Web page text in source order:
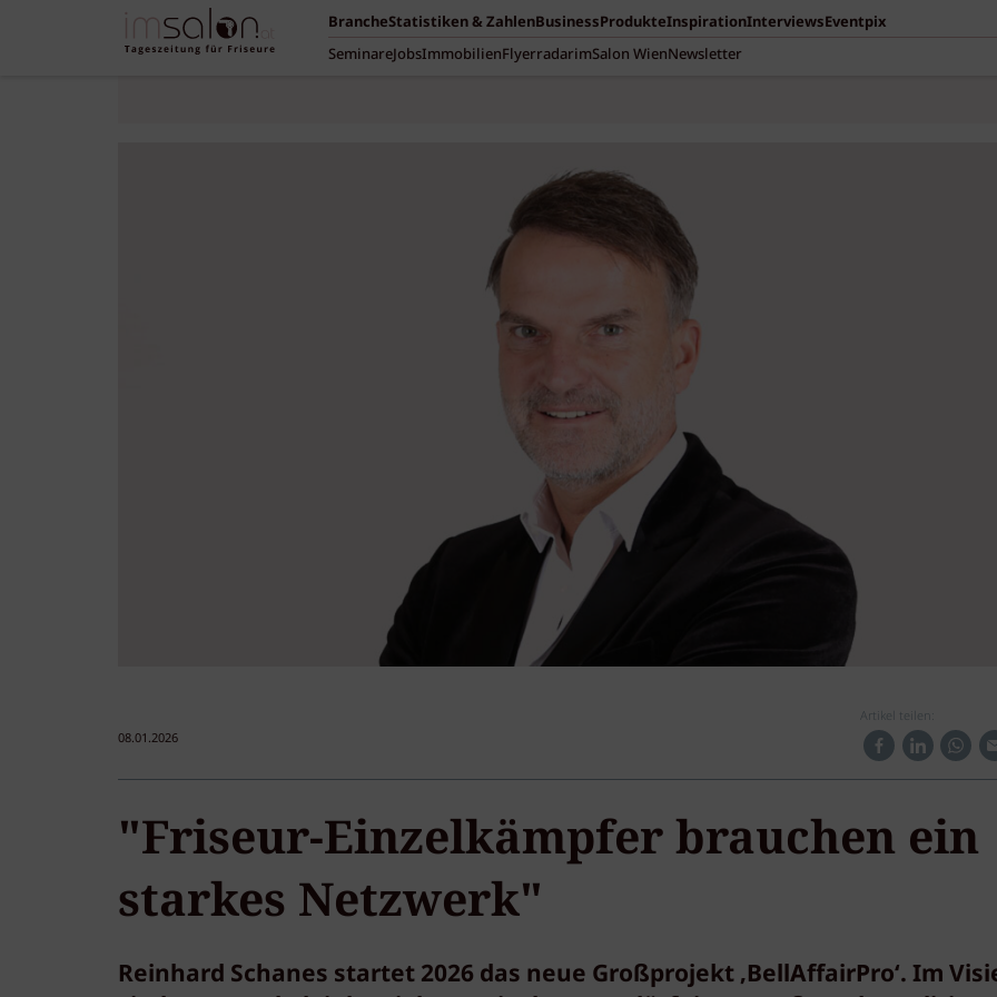
BrancheStatistiken & ZahlenBusinessProdukteInspirationInterviewsEventpix
SeminareJobsImmobilienFlyerradarimSalon WienNewsletter
08.01.2026
Artikel teilen:
"Friseur-Einzelkämpfer brauchen ein
starkes Netzwerk"
Reinhard Schanes startet 2026 das neue Großprojekt ‚BellAffairPro‘. Im